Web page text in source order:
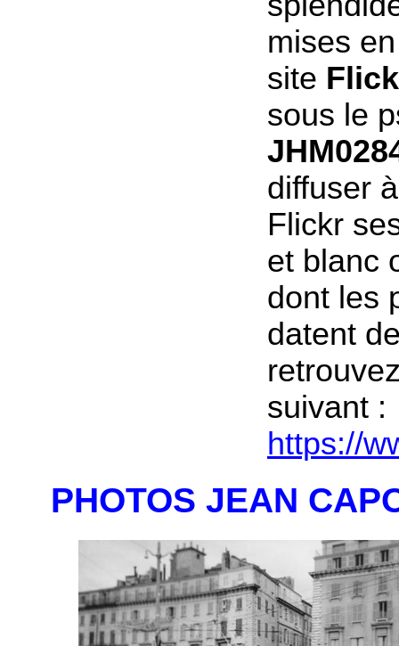
mises
site
sous le
diffuser
Flickr
et blanc
dont les
datent
suivant :
https://
PHOTOS JEAN